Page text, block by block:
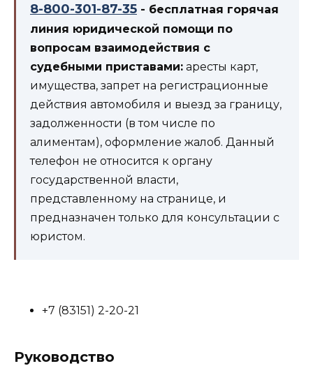
8-800-301-87-35 - бесплатная горячая
линия юридической помощи по
вопросам взаимодействия с
судебными приставами: аресты карт,
имущества, запрет на регистрационные
действия автомобиля и выезд за границу,
задолженности (в том числе по
алиментам), оформление жалоб. Данный
телефон не относится к органу
государственной власти,
представленному на странице, и
предназначен только для консультации с
юристом.
+7 (83151) 2-20-21
Руководство